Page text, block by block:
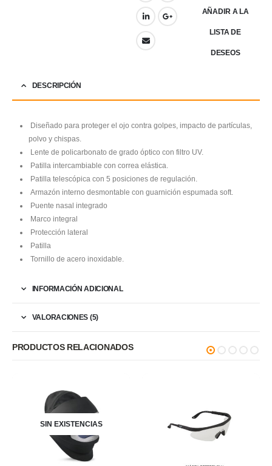
AÑADIR A LA
LISTA DE
DESEOS
DESCRIPCIÓN
Diseñado para proteger el ojo contra golpes, impacto de partículas,
polvo y chispas.
Lente de policarbonato de grado óptico con filtro UV.
Patilla intercambiable con correa elástica.
Patilla telescópica con 5 posiciones de regulación.
Armazón interno desmontable con guarnición espumada soft.
Puente nasal integrado
Marco integral
Protección lateral
Patilla
Tornillo de acero inoxidable.
INFORMACIÓN ADICIONAL
VALORACIONES (5)
PRODUCTOS RELACIONADOS
SIN EXISTENCIAS